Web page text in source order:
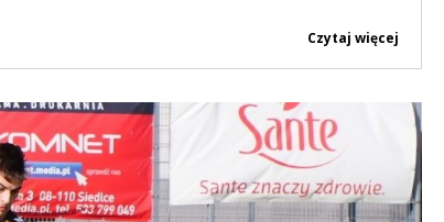
Czytaj więcej